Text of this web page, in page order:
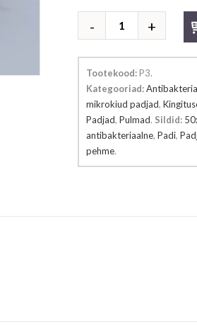
Tootekood: P3.
Kategooriad:
mikrokiud padjad,
Padjad, Pulmad. Sildid:
antibakteriaalne, Padi,
pehme.